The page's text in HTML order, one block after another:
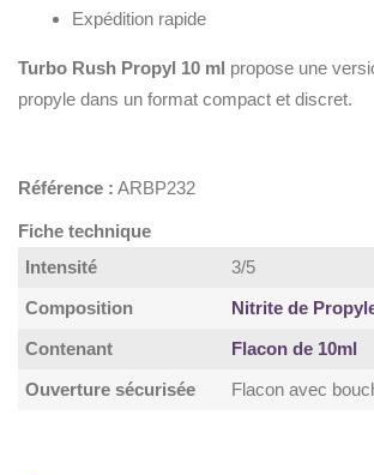
Expédition rapide
Turbo Rush Propyl 10 ml propose une
propyle dans un format compact et discret.
Référence : ARBP232
Fiche technique
Intensité
3/5
Composition
Nitrite de
Contenant
Flacon de 10ml
Ouverture sécurisée
Flacon avec